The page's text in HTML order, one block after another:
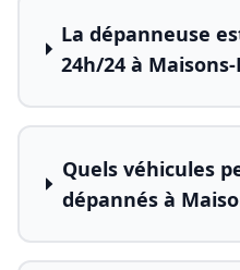
La dépanneuse
24h/24 à
Quels véhicules
dépannés à